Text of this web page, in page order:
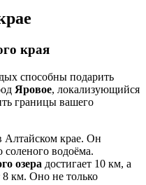
края
способны подарить
Яровое, локализующийся
границы вашего
Алтайском крае. Он
соленого водоёма.
озера достигает 10 км, а
8 км. Оно не только